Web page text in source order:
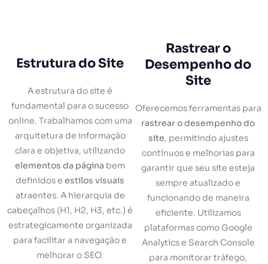
Estrutura do Site
A estrutura do site é
fundamental para o sucesso
online. Trabalhamos com uma
arquitetura de informação
clara e objetiva, utilizando
elementos da página bem
definidos e estilos visuais
atraentes. A hierarquia de
cabeçalhos (H1, H2, H3, etc.) é
estrategicamente organizada
para facilitar a navegação e
melhorar o SEO.
Rastrear o
Desempenho do
Site
Oferecemos ferramentas para
rastrear o desempenho do
site, permitindo ajustes
contínuos e melhorias para
garantir que seu site esteja
sempre atualizado e
funcionando de maneira
eficiente. Utilizamos
plataformas como Google
Analytics e Search Console
para monitorar tráfego,